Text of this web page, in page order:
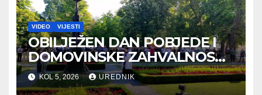
VIDEO VIJESTI
OBILJEŽEN DAN POBJEDE I
DOMOVINSKE ZAHVALNOSTI
TE DAN HRVATSKIH
BRANITELJA
KOL 5, 2026 UREDNIK